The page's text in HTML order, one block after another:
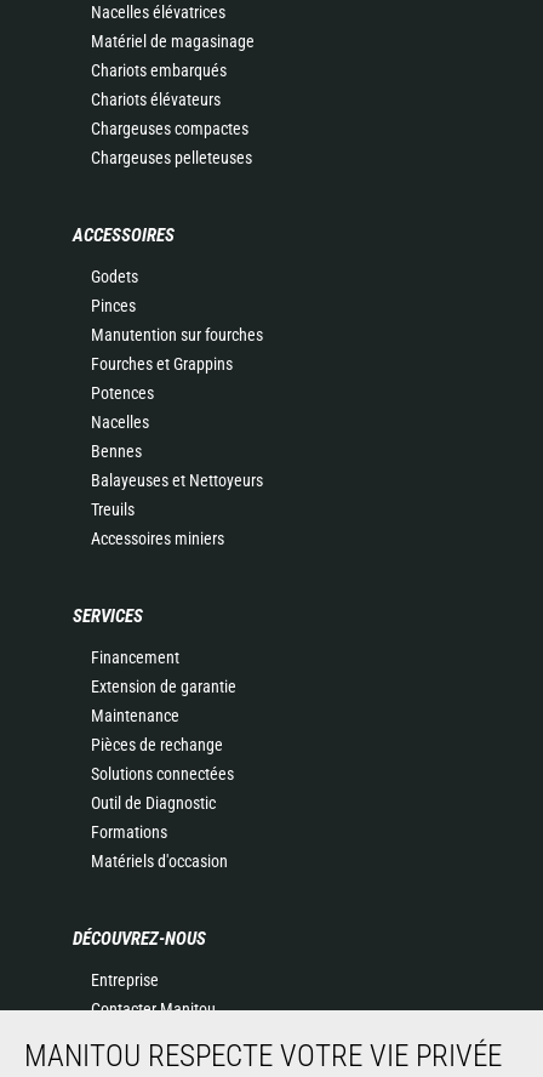
Nacelles élévatrices
Matériel de magasinage
Chariots embarqués
Chariots élévateurs
Chargeuses compactes
Chargeuses pelleteuses
ACCESSOIRES
Godets
Pinces
Manutention sur fourches
Fourches et Grappins
Potences
Nacelles
Bennes
Balayeuses et Nettoyeurs
Treuils
Accessoires miniers
SERVICES
Financement
Extension de garantie
Maintenance
Pièces de rechange
Solutions connectées
Outil de Diagnostic
Formations
Matériels d'occasion
DÉCOUVREZ-NOUS
Entreprise
Contacter Manitou
Politique de protection des données
MANITOU RESPECTE VOTRE VIE PRIVÉE